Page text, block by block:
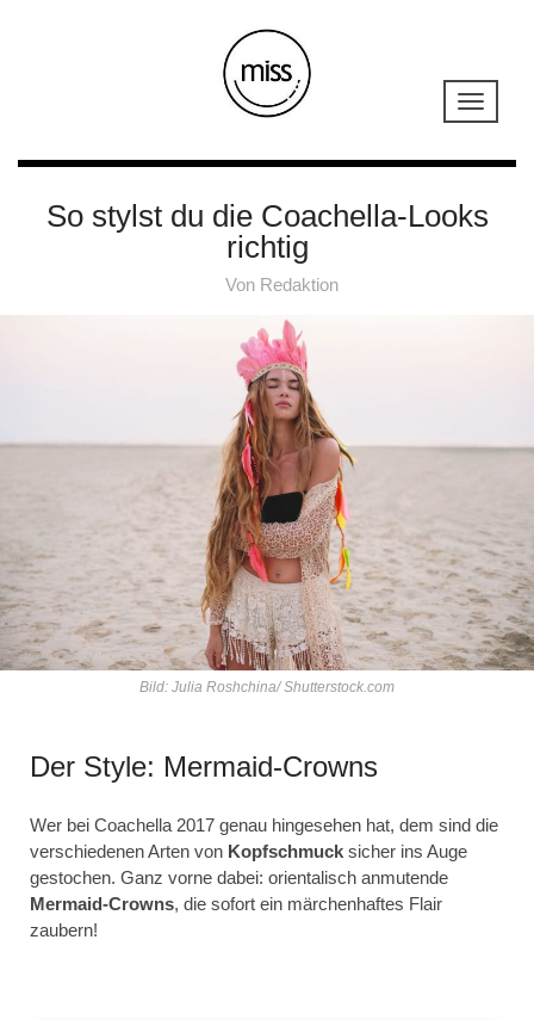
So stylst du die Coachella-Looks
richtig
Von Redaktion
Bild: Julia Roshchina/ Shutterstock.com
Der Style: Mermaid-Crowns
Wer bei Coachella 2017 genau hingesehen hat, dem sind die
verschiedenen Arten von Kopfschmuck sicher ins Auge
gestochen. Ganz vorne dabei: orientalisch anmutende
Mermaid-Crowns, die sofort ein märchenhaftes Flair
zaubern!